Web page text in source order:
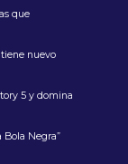
que
nuevo
5 y domina
Bola Negra”